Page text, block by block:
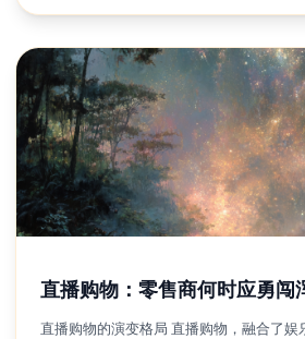
作令人惊叹的视觉效果和引人入胜的视频
直播购物：零售商何时应勇闯
直播购物的演变格局 直播购物，融合了娱